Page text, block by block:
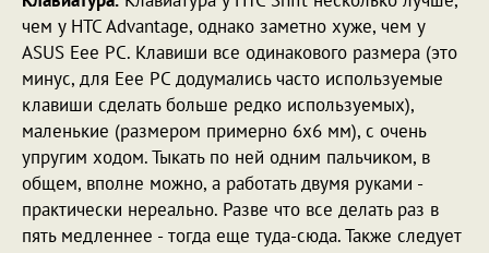
чем у HTC Advantage, однако заметно хуже, чем у
ASUS Eee PC. Клавиши все одинакового размера (это
минус, для Eee PC додумались часто используемые
клавиши сделать больше редко используемых),
маленькие (размером примерно 6х6 мм), с очень
упругим ходом. Тыкать по ней одним пальчиком, в
общем, вполне можно, а работать двумя руками -
практически нереально. Разве что все делать раз в
пять медленнее - тогда еще туда-сюда. Также следует